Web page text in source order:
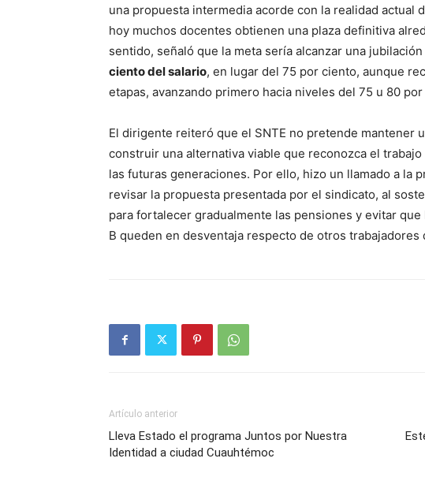
una propuesta intermedia acorde con la realidad actual
hoy muchos docentes obtienen una plaza definitiva
sentido, señaló que la meta sería alcanzar una jubilación
ciento del salario, en lugar del 75 por ciento, aunque
etapas, avanzando primero hacia niveles del 75 u 80
El dirigente reiteró que el SNTE no pretende mantener
construir una alternativa viable que reconozca el
las futuras generaciones. Por ello, hizo un llamado a la
revisar la propuesta presentada por el sindicato, al
para fortalecer gradualmente las pensiones y evitar
B queden en desventaja respecto de otros trabajadores
Artículo anterior
Lleva Estado el programa Juntos por Nuestra
Identidad a ciudad Cuauhtémoc